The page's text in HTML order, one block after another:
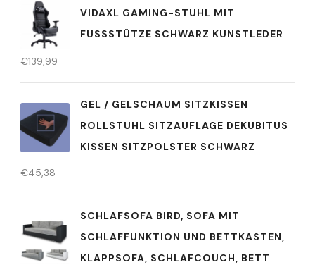
VIDAXL GAMING-STUHL MIT
FUSSSTÜTZE SCHWARZ KUNSTLEDER
€139,99
GEL / GELSCHAUM SITZKISSEN
ROLLSTUHL SITZAUFLAGE DEKUBITUS
KISSEN SITZPOLSTER SCHWARZ
€45,38
SCHLAFSOFA BIRD, SOFA MIT
SCHLAFFUNKTION UND BETTKASTEN,
KLAPPSOFA, SCHLAFCOUCH, BETT